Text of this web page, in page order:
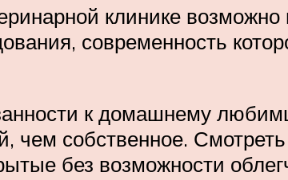
клинике
современность
к домашнему
собственное.
без возможности